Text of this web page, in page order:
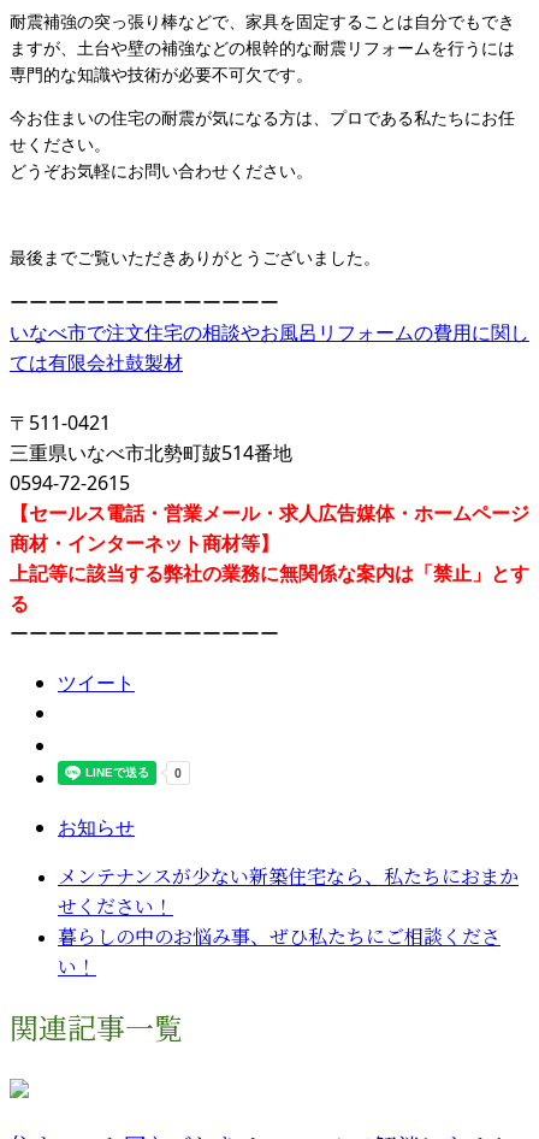
耐震補強の突っ張り棒などで、家具を固定することは自分でもでき
ますが、土台や壁の補強などの根幹的な耐震リフォームを行うには
専門的な知識や技術が必要不可欠です。
今お住まいの住宅の耐震が気になる方は、プロである私たちにお任
せください。
どうぞお気軽にお問い合わせください。
最後までご覧いただきありがとうございました。
ーーーーーーーーーーーーーー
いなべ市で注文住宅の相談やお風呂リフォームの費用に関し
ては有限会社鼓製材
〒511-0421
三重県いなべ市北勢町皷514番地
0594-72-2615
【セールス電話・営業メール・求人広告媒体・ホームページ
商材・インターネット商材等】
上記等に該当する弊社の業務に無関係な案内は「禁止」とす
る
ーーーーーーーーーーーーーー
ツイート
お知らせ
メンテナンスが少ない新築住宅なら、私たちにおまか
せください！
暮らしの中のお悩み事、ぜひ私たちにご相談くださ
い！
関連記事一覧